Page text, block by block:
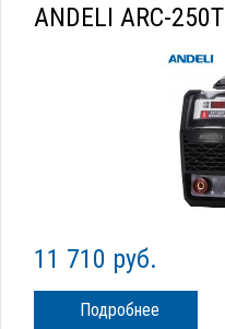
ANDELI ARC-250T
11 710 руб.
Подробнее